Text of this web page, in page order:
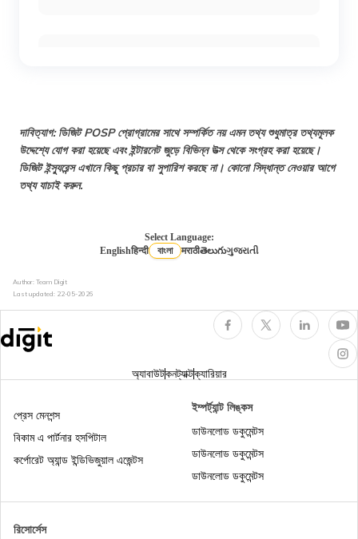
ভারতে প্যাসিভ ইনকাম করার সেরা উপায়
বিনা বিনিয়োগে অনলাইনে টাকা আয় করার 5টি কার্যকর উপায়
শিক্ষার্থীরা অনলাইনে টাকা রোজগার করবেন কীভাবে?
একটি ইনস্যুরেন্স এজেন্টের ব্যবসা কীভাবে তৈরি করা হয়?
দাবিত্যাগ: ডিজিট POSP প্রোগ্রামের সাথে সম্পর্কিত নয় এমন তথ্য শুধুমাত্র তথ্যমূলক
উদ্দেশ্যে যোগ করা হয়েছে এবং ইন্টারনেট জুড়ে বিভিন্ন উত্স থেকে সংগ্রহ করা হয়েছে।
ডিজিট ইন্স্যুরেন্স এখানে কিছু প্রচার বা সুপারিশ করছে না। কোনো সিদ্ধান্ত নেওয়ার আগে
তথ্য যাচাই করুন.
Select Language:
Englishहिन्दी বাংলা मराठीతెలుగుગુજરાતી
Author: Team Digit
Last updated: 22-05-2026
অ্যাবাউটকনট্যাক্টক্যারিয়ার
রিসোর্সেস
প্রেস মেনশন্স
বিকাম এ পার্টনার হসপিটাল
কর্পোরেট অ্যান্ড ইন্ডিভিজুয়াল এজেন্টস
ইম্পর্ট্যান্ট লিঙ্কস
ডাউনলোড ডকুমেন্টস
ডাউনলোড ডকুমেন্টস
ডাউনলোড ডকুমেন্টস